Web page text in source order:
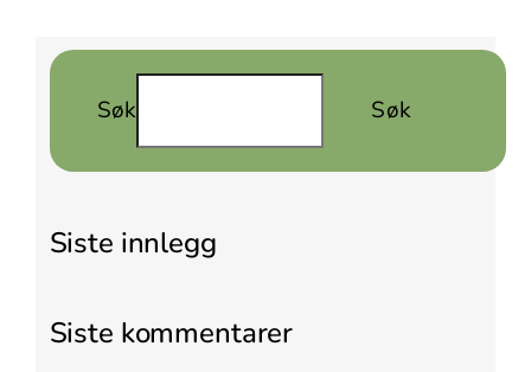
Søk Søk
Siste innlegg
Siste kommentarer